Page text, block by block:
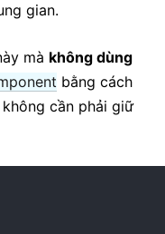
gian.
mà không dùng
bằng cách
cần phải giữ